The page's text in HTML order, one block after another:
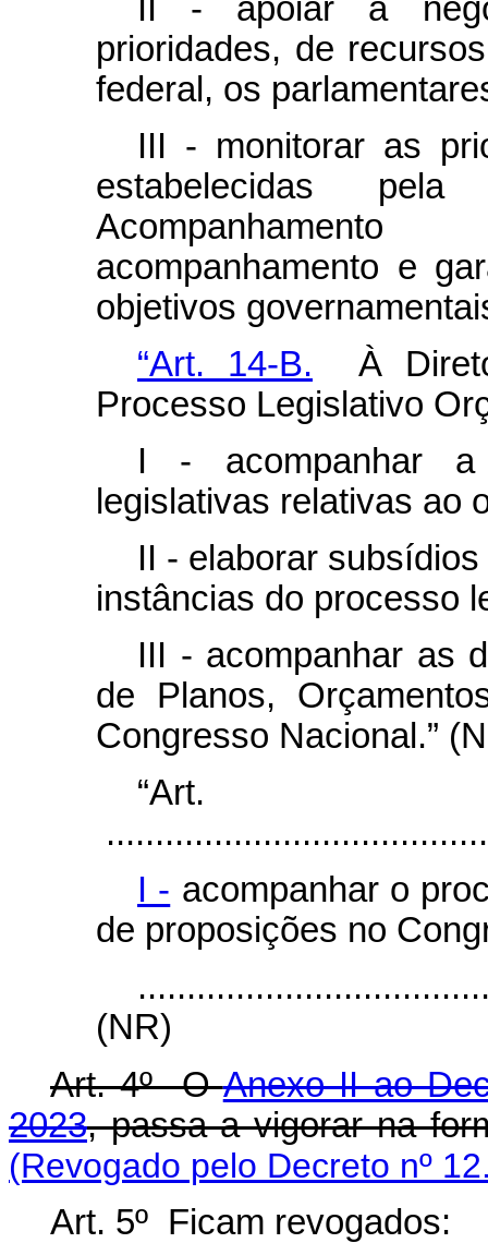
II - apoiar a
prioridades, de
federal, os
III - monitorar as
estabelecidas
acompanhamento e
objetivos
“Art. 14-B. À
Processo Legislativo
I - acompanhar a
legislativas relativas ao
II - elaborar
instâncias do processo
III - acompanhar as
de Planos,
Congresso Nacional.”
I - acompanhar o
de proposições no
(NR)
Art. 4º OAnexo II ao
2023, passa a vigorar na
(Revogado pelo Decreto nº
Art. 5º Ficam revogados: